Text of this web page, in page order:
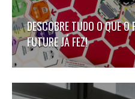
DESCOBRE TUDO O QUE O
FUTURE JÁ FEZ!